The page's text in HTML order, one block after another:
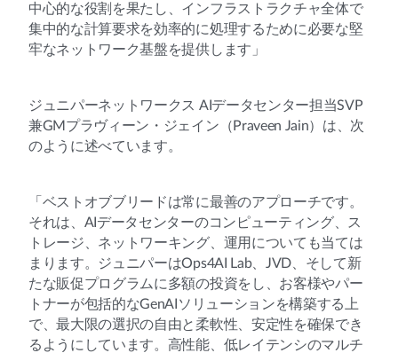
中心的な役割を果たし、インフラストラクチャ全体で
集中的な計算要求を効率的に処理するために必要な堅
牢なネットワーク基盤を提供します」
ジュニパーネットワークス AIデータセンター担当SVP
兼GMプラヴィーン・ジェイン（Praveen Jain）は、次
のように述べています。
「ベストオブブリードは常に最善のアプローチです。
それは、AIデータセンターのコンピューティング、ス
トレージ、ネットワーキング、運用についても当ては
まります。ジュニパーはOps4AI Lab、JVD、そして新
たな販促プログラムに多額の投資をし、お客様やパー
トナーが包括的なGenAIソリューションを構築する上
で、最大限の選択の自由と柔軟性、安定性を確保でき
るようにしています。高性能、低レイテンシのマルチ